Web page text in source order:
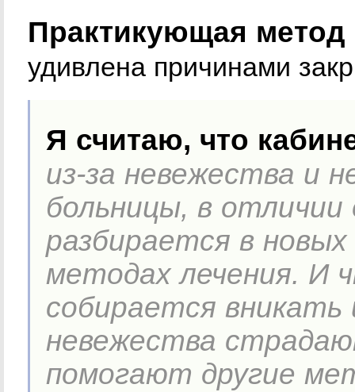
Практикующая
удивлена причинами
Я считаю, что
из-за невежества и
больницы, в
разбирается в
методах лечения. И
собирается вникать
невежества
помогают другие